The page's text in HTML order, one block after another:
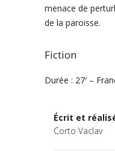
menace de
de la paroisse.
Fiction
Durée : 27′ –
Écrit et
Corto Vaclav